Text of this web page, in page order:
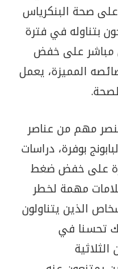
على صحة البنكرياس
بتناوله في فترة
مباشر على خفض
المميزة، يعمل
مهم من عناصر
بوفرة، دراسات
على خفض ضغط
مهمة لخطر
الذين يتناولون
تحسنا في